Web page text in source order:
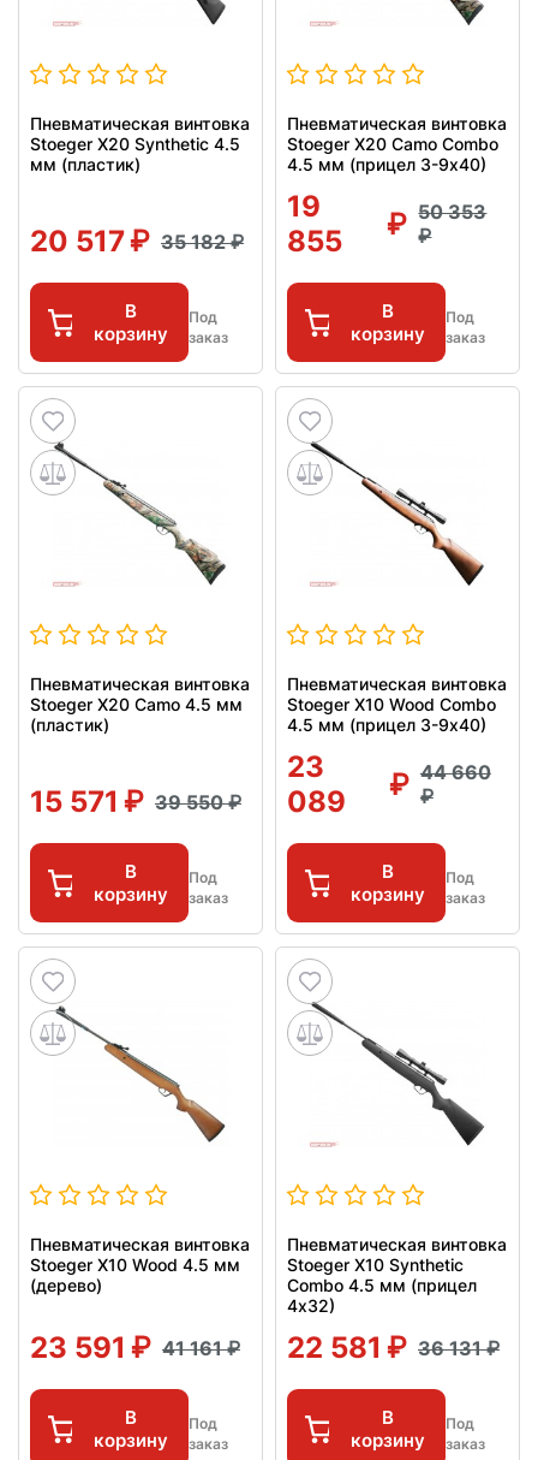
Пневматическая винтовка
Stoeger X20 Synthetic 4.5
мм (пластик)
20 517 35 182
В
корзину
Под
заказ
Пневматическая винтовка
Stoeger X20 Camo Combo
4.5 мм (прицел 3-9х40)
19
855
50 353
В
корзину
Под
заказ
Пневматическая винтовка
Stoeger X20 Camo 4.5 мм
(пластик)
15 571 39 550
В
корзину
Под
заказ
Пневматическая винтовка
Stoeger X10 Wood Combo
4.5 мм (прицел 3-9х40)
23
089
44 660
В
корзину
Под
заказ
Пневматическая винтовка
Stoeger X10 Wood 4.5 мм
(дерево)
23 591 41 161
В
корзину
Под
заказ
Пневматическая винтовка
Stoeger X10 Synthetic
Combo 4.5 мм (прицел
4х32)
22 581 36 131
В
корзину
Под
заказ